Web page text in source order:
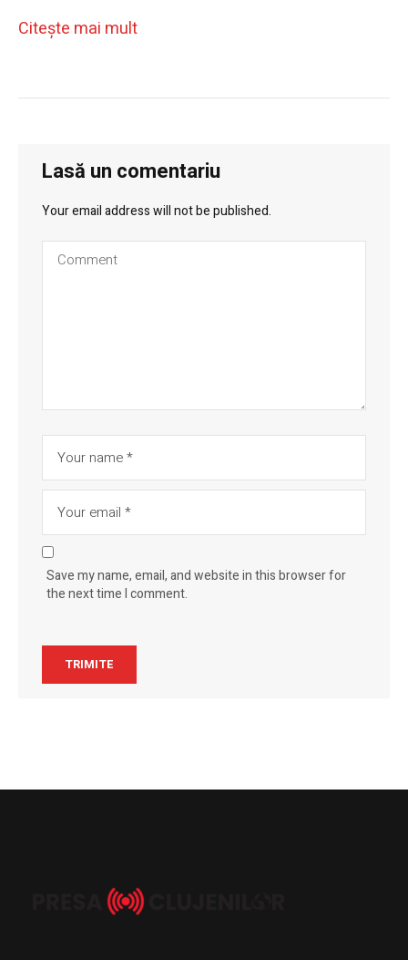
Citeşte mai mult
Lasă un comentariu
Your email address will not be published.
Save my name, email, and website in this browser for
the next time I comment.